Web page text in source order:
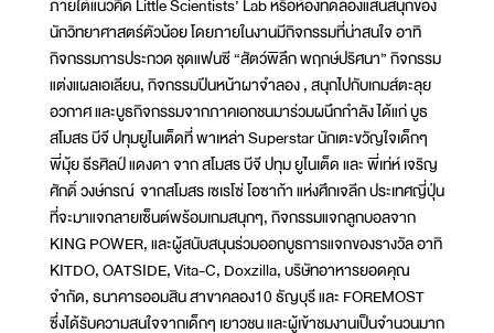
ภายใต้แนวคิด Little Scientists’ Lab หรือห้องทดลองแสนสนุกของ
นักวิทยาศาสตร์ตัวน้อย โดยภายในงานมีกิจกรรมที่น่าสนใจ อาทิ
กิจกรรมการประกวด ชุดแฟนซี “สัตว์พิลึก พฤกษ์ปริศนา” กิจกรรม
แต่งแผลเอเลียน, กิจกรรมปีนหน้าผาจำลอง , สนุกไปกับเกมส์ตะลุย
อวกาศ และบูธกิจกรรมจากภาคเอกชนมาร่วมผนึกกำลัง ได้แก่ บูธ
สโมสร บีจี ปทุมยูไนเต็ดที่ พาเหล่า Superstar นักเตะขวัญใจเด็กๆ
พี่มุ้ย ธีรศิลป์ แดงดา จาก สโมสร บีจี ปทุม ยูไนเต็ด และ พี่เท่ห์ เจริญ
ศักดิ์ วงษ์กรณ์ จากสโมสร เซเรโซ่ โอซาก้า แห่งศึกเจลีก ประเทศญี่ปุ่น
ที่จะมาแจกลายเซ็นต์พร้อมเกมสนุกๆ, กิจกรรมแจกลูกบอลจาก
KING POWER, และผู้สนับสนุนร่วมออกบูธการแจกของรางวัล อาทิ
KITDO, OATSIDE, Vita-C, Doxzilla, บริษัทอาหารยอดคุณ
จำกัด, ธนาคารออมสิน สาขาคลอง10 ธัญบุรี และ FOREMOST
ซึ่งได้รับความสนใจจากเด็กๆ เยาวชน และผู้เข้าชมงานเป็นจำนวนมาก